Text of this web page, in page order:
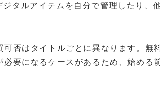
タルアイテムを自分で管理したり、
否はタイトルごとに異なります。無
要になるケースがあるため、始める